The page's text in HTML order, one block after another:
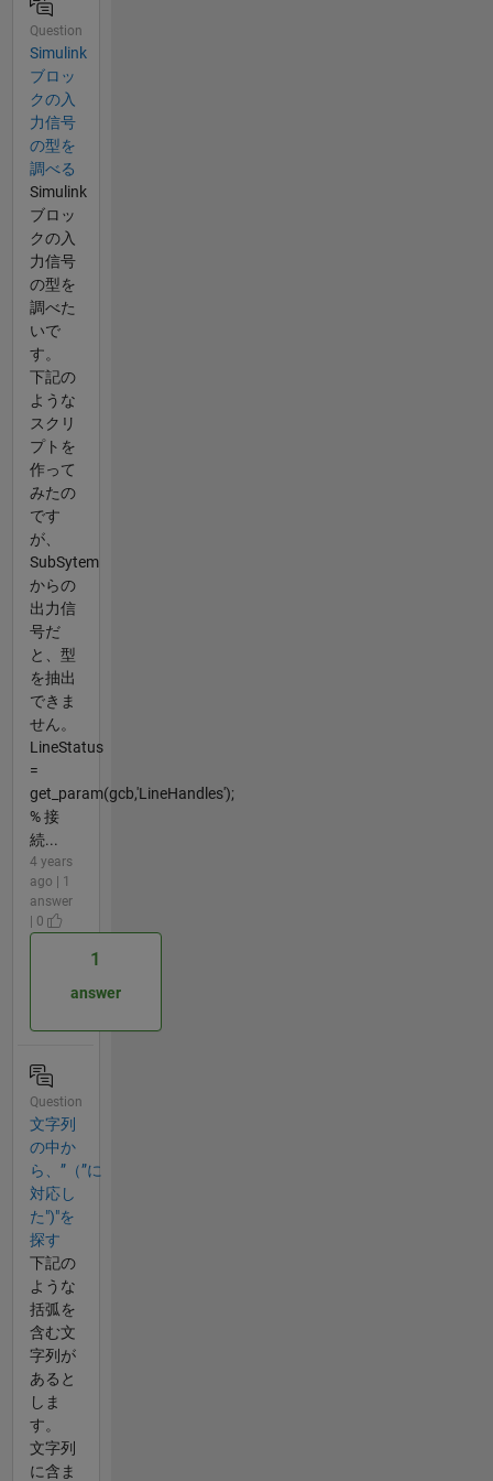
Question
Simulink
ブロッ
クの入
力信号
の型を
調べる
Simulink
ブロッ
クの入
力信号
の型を
調べた
いで
す。
下記の
ような
スクリ
プトを
作って
みたの
です
が、
SubSytem
からの
出力信
号だ
と、型
を抽出
できま
せん。
LineStatus
=
get_param(gcb,'LineHandles');
% 接
続...
4 years
ago | 1
answer
| 0
1
answer
Question
文字列
の中か
ら、”（”に
対応し
た")"を
探す
下記の
ような
括弧を
含む文
字列が
あると
しま
す。
文字列
に含ま